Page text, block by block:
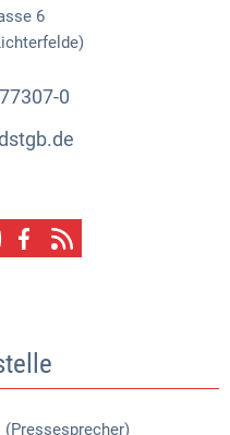
6
0
Handschuh